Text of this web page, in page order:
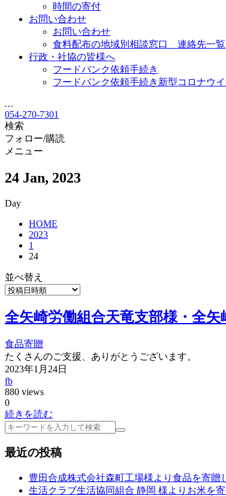
時間の寄付
お問い合わせ
お問い合わせ
食料配布の地域別相談窓口 連絡先一覧
行政・社協の皆様へ
フードバンク依頼手続き
フードバンク依頼手続き新型コロナウ
…
054-270-7301
検索
フォロー/購読
メニュー
24 Jan, 2023
Day
HOME
2023
1
24
並べ替え
全矢崎労働組合天竜支部様・全
食品寄贈
たくさんのご支援、ありがとうございます。
2023年1月24日
fb
880 views
0
続きを読む
検
最近の投稿
豊田合成株式会社森町工場様より食品を寄贈
生活クラブ生活協同組合 静岡 様よりお米を